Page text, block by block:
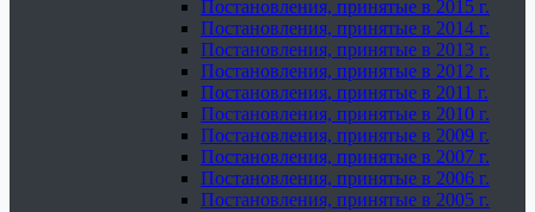
Постановления, принятые в 2015 г.
Постановления, принятые в 2014 г.
Постановления, принятые в 2013 г.
Постановления, принятые в 2012 г.
Постановления, принятые в 2011 г.
Постановления, принятые в 2010 г.
Постановления, принятые в 2009 г.
Постановления, принятые в 2007 г.
Постановления, принятые в 2006 г.
Постановления, принятые в 2005 г.